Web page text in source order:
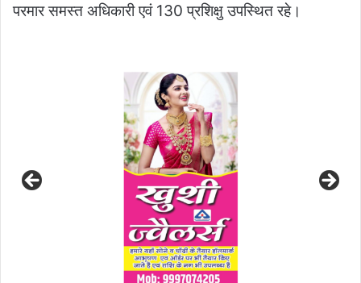
परमार समस्त अधिकारी एवं 130 प्रशिक्षु उपस्थित रहे।